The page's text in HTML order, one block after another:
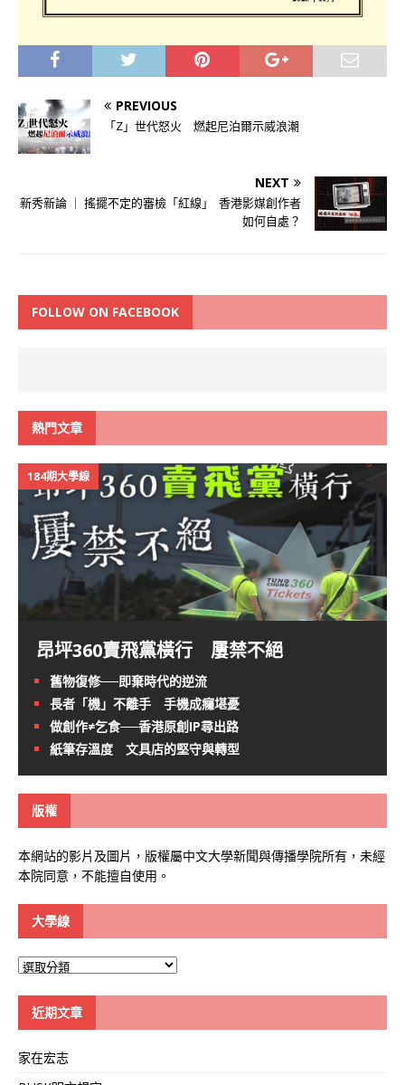
PREVIOUS
「Z」世代怒火 燃起尼泊爾示威浪潮
NEXT
新秀新論 ｜ 搖擺不定的審檢「紅線」 香港影媒創作者
如何自處？
FOLLOW ON FACEBOOK
熱門文章
184期大學線
昂坪360賣飛黨橫行 屢禁不絕
舊物復修──即棄時代的逆流
長者「機」不離手 手機成癮堪憂
做創作≠乞食──香港原創IP尋出路
紙筆存溫度 文具店的堅守與轉型
版權
本網站的影片及圖片，版權屬中文大學新聞與傳播學院所有，未經
本院同意，不能擅自使用。
大學線
大
近期文章
家在宏志